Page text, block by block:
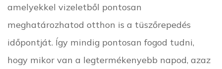
amelyekkel vizeletből pontosan
meghatározhatod otthon is a tüszőrepedés
időpontját. Így mindig pontosan fogod tudni,
hogy mikor van a legtermékenyebb napod, azaz